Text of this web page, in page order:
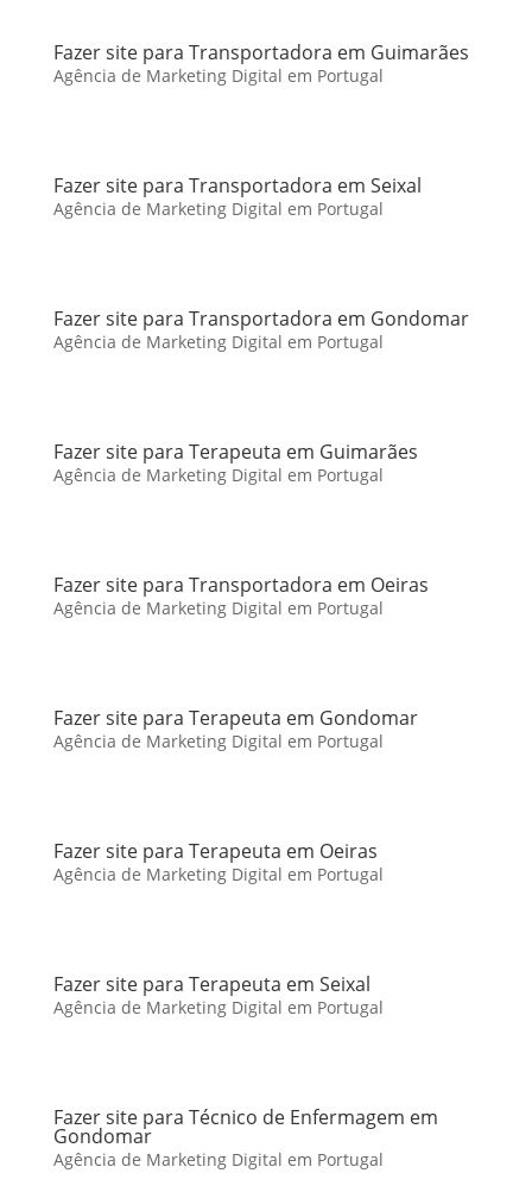
Fazer site para Transportadora em Guimarães
Agência de Marketing Digital em Portugal
Fazer site para Transportadora em Seixal
Agência de Marketing Digital em Portugal
Fazer site para Transportadora em Gondomar
Agência de Marketing Digital em Portugal
Fazer site para Terapeuta em Guimarães
Agência de Marketing Digital em Portugal
Fazer site para Transportadora em Oeiras
Agência de Marketing Digital em Portugal
Fazer site para Terapeuta em Gondomar
Agência de Marketing Digital em Portugal
Fazer site para Terapeuta em Oeiras
Agência de Marketing Digital em Portugal
Fazer site para Terapeuta em Seixal
Agência de Marketing Digital em Portugal
Fazer site para Técnico de Enfermagem em
Gondomar
Agência de Marketing Digital em Portugal